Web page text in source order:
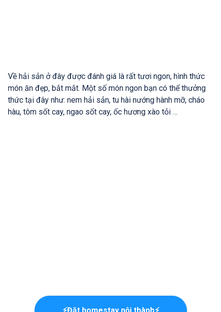
Về hải sản ở đây được đánh giá là rất tươi ngon, hình thức
món ăn đẹp, bắt mắt. Một số món ngon bạn có thể thưởng
thức tại đây như: nem hải sản, tu hài nướng hành mỡ, cháo
hàu, tôm sốt cay, ngao sốt cay, ốc hương xào tỏi …